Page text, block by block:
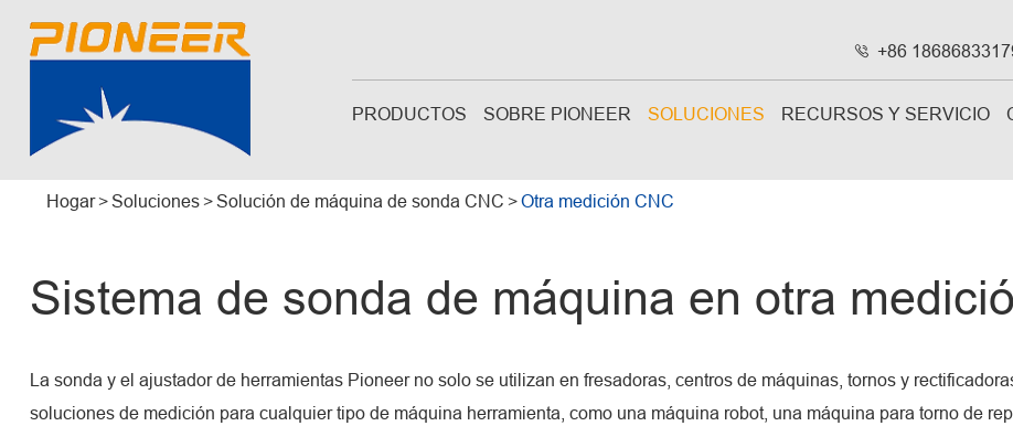
 +86
PRODUCTOS SOBRE PIONEER SOLUCIONES RECURSOS Y SERVICIO
Hogar Soluciones Solución de máquina de sonda CNC Otra medición CNC
Sistema de sonda de máquina en otra
La sonda y el ajustador de herramientas Pioneer no solo se utilizan en fresadoras, centros de máquinas, tornos y
soluciones de medición para cualquier tipo de máquina herramienta, como una máquina robot, una máquina para torno de